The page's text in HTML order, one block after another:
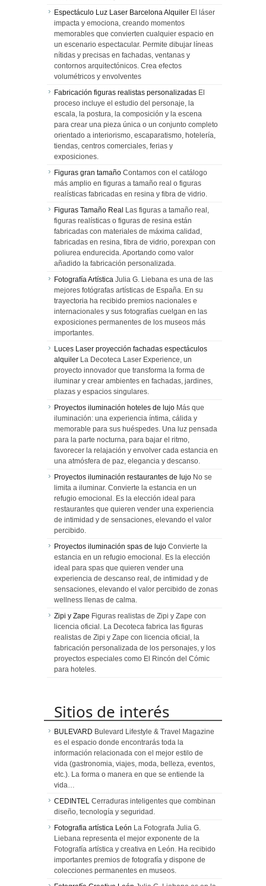
Espectáculo Luz Laser Barcelona Alquiler El láser
impacta y emociona, creando momentos
memorables que convierten cualquier espacio en
un escenario espectacular. Permite dibujar líneas
nítidas y precisas en fachadas, ventanas y
contornos arquitectónicos. Crea efectos
volumétricos y envolventes
Fabricación figuras realistas personalizadas El
proceso incluye el estudio del personaje, la
escala, la postura, la composición y la escena
para crear una pieza única o un conjunto completo
orientado a interiorismo, escaparatismo, hotelería,
tiendas, centros comerciales, ferias y
exposiciones.
Figuras gran tamaño Contamos con el catálogo
más amplio en figuras a tamaño real o figuras
realísticas fabricadas en resina y fibra de vidrio.
Figuras Tamaño Real Las figuras a tamaño real,
figuras realísticas o figuras de resina están
fabricadas con materiales de máxima calidad,
fabricadas en resina, fibra de vidrio, porexpan con
poliurea endurecida. Aportando como valor
añadido la fabricación personalizada.
Fotografía Artística Julia G. Liebana es una de las
mejores fotógrafas artísticas de España. En su
trayectoria ha recibido premios nacionales e
internacionales y sus fotografías cuelgan en las
exposiciones permanentes de los museos más
importantes.
Luces Laser proyección fachadas espectáculos
alquiler La Decoteca Laser Experience, un
proyecto innovador que transforma la forma de
iluminar y crear ambientes en fachadas, jardines,
plazas y espacios singulares.
Proyectos iluminación hoteles de lujo Más que
iluminación: una experiencia íntima, cálida y
memorable para sus huéspedes. Una luz pensada
para la parte nocturna, para bajar el ritmo,
favorecer la relajación y envolver cada estancia en
una atmósfera de paz, elegancia y descanso.
Proyectos iluminación restaurantes de lujo No se
limita a iluminar. Convierte la estancia en un
refugio emocional. Es la elección ideal para
restaurantes que quieren vender una experiencia
de intimidad y de sensaciones, elevando el valor
percibido.
Proyectos iluminación spas de lujo Convierte la
estancia en un refugio emocional. Es la elección
ideal para spas que quieren vender una
experiencia de descanso real, de intimidad y de
sensaciones, elevando el valor percibido de zonas
wellness llenas de calma.
Zipi y Zape Figuras realistas de Zipi y Zape con
licencia oficial. La Decoteca fabrica las figuras
realistas de Zipi y Zape con licencia oficial, la
fabricación personalizada de los personajes, y los
proyectos especiales como El Rincón del Cómic
para hoteles.
Sitios de interés
BULEVARD Bulevard Lifestyle & Travel Magazine
es el espacio donde encontrarás toda la
información relacionada con el mejor estilo de
vida (gastronomia, viajes, moda, belleza, eventos,
etc.). La forma o manera en que se entiende la
vida…
CEDINTEL Cerraduras inteligentes que combinan
diseño, tecnología y seguridad.
Fotografia artística León La Fotografa Julia G.
Liebana representa el mejor exponente de la
Fotografía artística y creativa en León. Ha recibido
importantes premios de fotografía y dispone de
colecciones permanentes en museos.